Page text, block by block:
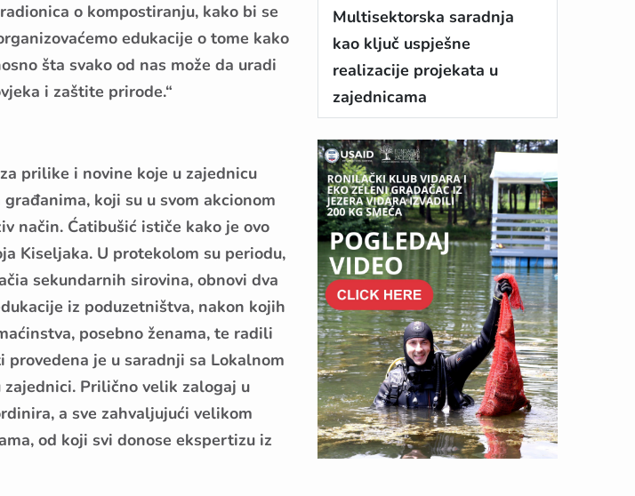
o kompostiranju, kako bi se
edukacije o tome kako
šta svako od nas može da uradi
i zaštite prirode.“
prilike i novine koje u zajednicu
koji su u svom akcionom
način. Ćatibušić ističe kako je ovo
Kiseljaka. U protekolom su periodu,
sekundarnih sirovina, obnovi dva
iz poduzetništva, nakon kojih
posebno ženama, te radili
je u saradnji sa Lokalnom
Prilično velik zalogaj u
a sve zahvaljujući velikom
od koji svi donose ekspertizu iz
Multisektorska saradnja
kao ključ uspješne
realizacije projekata u
zajednicama